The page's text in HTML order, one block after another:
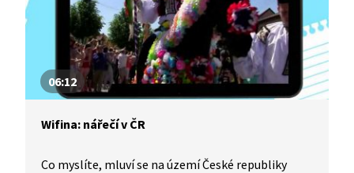
06:12
Wifina: nářečí v ČR
Co myslíte, mluví se na území České republiky